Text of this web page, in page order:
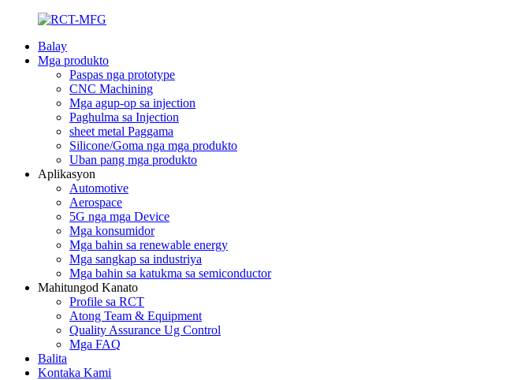
Balay
Mga produkto
Paspas nga prototype
CNC Machining
Mga agup-op sa injection
Paghulma sa Injection
sheet metal Paggama
Silicone/Goma nga mga produkto
Uban pang mga produkto
Aplikasyon
Automotive
Aerospace
5G nga mga Device
Mga konsumidor
Mga bahin sa renewable energy
Mga sangkap sa industriya
Mga bahin sa katukma sa semiconductor
Mahitungod Kanato
Profile sa RCT
Atong Team & Equipment
Quality Assurance Ug Control
Mga FAQ
Balita
Kontaka Kami